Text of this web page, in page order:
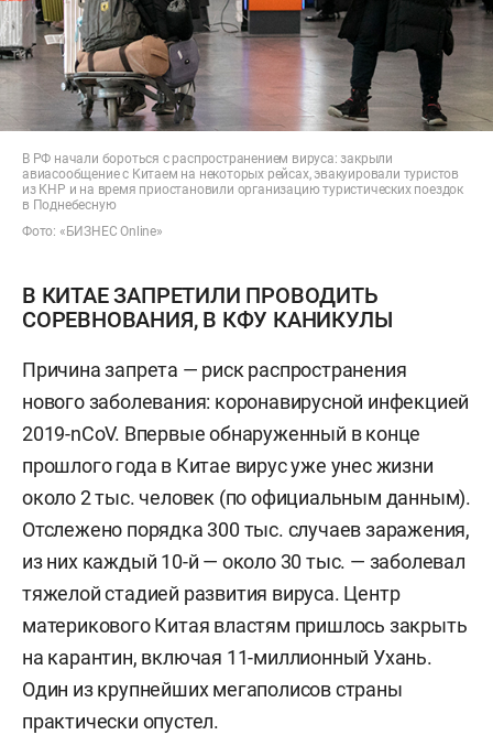
В РФ начали бороться с распространением вируса: закрыли
авиасообщение с Китаем на некоторых рейсах, эвакуировали туристов
из КНР и на время приостановили организацию туристических поездок
в Поднебесную
Фото: «БИЗНЕС Online»
В КИТАЕ ЗАПРЕТИЛИ ПРОВОДИТЬ
СОРЕВНОВАНИЯ, В КФУ КАНИКУЛЫ
Причина запрета — риск распространения
нового заболевания: коронавирусной инфекцией
2019-nСоV. Впервые обнаруженный в конце
прошлого года в Китае вирус уже унес жизни
около 2 тыс. человек (по официальным данным).
Отслежено порядка 300 тыс. случаев заражения,
из них каждый 10-й — около 30 тыс. — заболевал
тяжелой стадией развития вируса. Центр
материкового Китая властям пришлось закрыть
на карантин, включая 11-миллионный Ухань.
Один из крупнейших мегаполисов страны
практически опустел.